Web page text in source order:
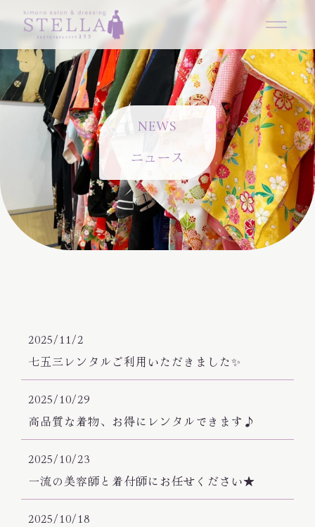
NEWS
ニュース
2025/11/2
七五三レンタルご利用いただきました✨
2025/10/29
高品質な着物、お得にレンタルできます♪
2025/10/23
一流の美容師と着付師にお任せください★
2025/10/18